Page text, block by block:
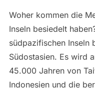
Woher kommen die
Inseln besiedelt
südpazifischen Inseln
Südostasien. Es wird
45.000 Jahren von
Indonesien und die